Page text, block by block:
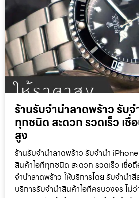
ร้านรับจำนำลาดพร้าว รับ
ทุกชนิด สะดวก รวดเร็ว เชื่
สูง
ร้านรับจำนำลาดพร้าว รับจำนำ
สินค้าไอทีทุกชนิด สะดวก รวดเร็ว เชื่อถื
จำนำลาดพร้าว ให้บริการโดย รับจํานํา
บริการรับจำนำสินค้าไอทีครบวงจร ไม่ว่